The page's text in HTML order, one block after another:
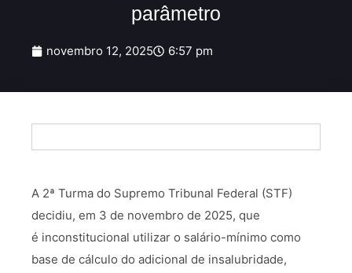
parâmetro
novembro 12, 2025 6:57 pm
A 2ª Turma do Supremo Tribunal Federal (STF)
decidiu, em 3 de novembro de 2025, que
é inconstitucional utilizar o salário-mínimo como
base de cálculo do adicional de insalubridade,